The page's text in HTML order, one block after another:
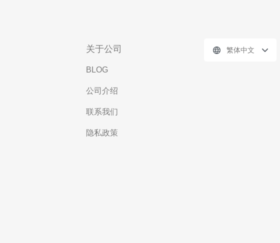
关于公司
BLOG
公司介绍
联系我们
隐私政策
繁体中文